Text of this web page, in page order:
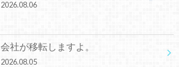
2026.08.06
会社が移転しますよ。
2026.08.05